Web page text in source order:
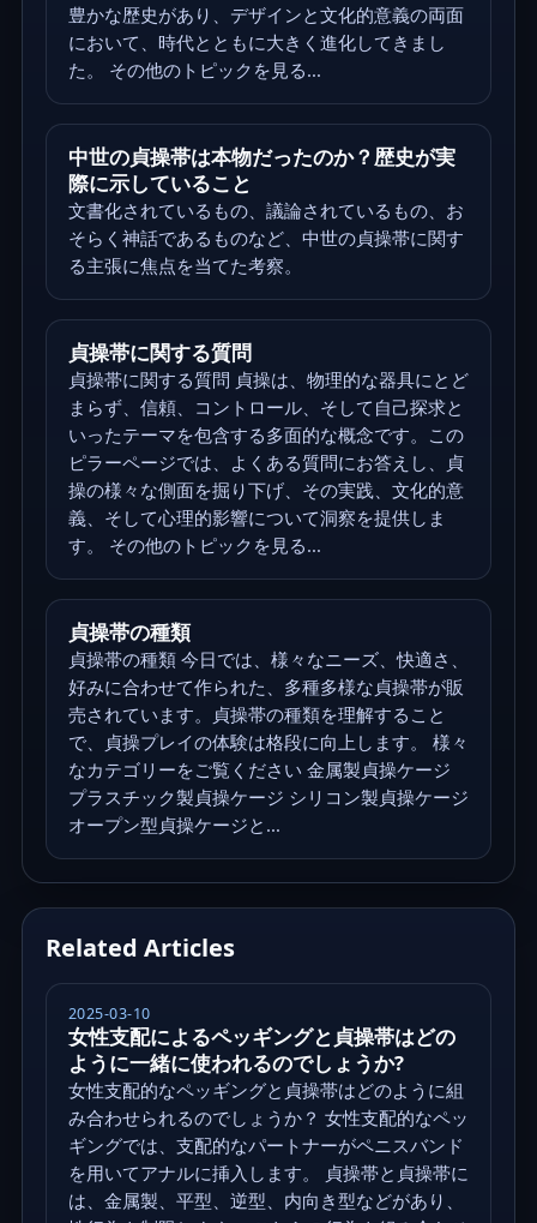
豊かな歴史があり、デザインと文化的意義の両面
において、時代とともに大きく進化してきまし
た。 その他のトピックを見る...
中世の貞操帯は本物だったのか？歴史が実
際に示していること
文書化されているもの、議論されているもの、お
そらく神話であるものなど、中世の貞操帯に関す
る主張に焦点を当てた考察。
貞操帯に関する質問
貞操帯に関する質問 貞操は、物理的な器具にとど
まらず、信頼、コントロール、そして自己探求と
いったテーマを包含する多面的な概念です。この
ピラーページでは、よくある質問にお答えし、貞
操の様々な側面を掘り下げ、その実践、文化的意
義、そして心理的影響について洞察を提供しま
す。 その他のトピックを見る...
貞操帯の種類
貞操帯の種類 今日では、様々なニーズ、快適さ、
好みに合わせて作られた、多種多様な貞操帯が販
売されています。貞操帯の種類を理解すること
で、貞操プレイの体験は格段に向上します。 様々
なカテゴリーをご覧ください 金属製貞操ケージ
プラスチック製貞操ケージ シリコン製貞操ケージ
オープン型貞操ケージと...
Related Articles
2025-03-10
女性支配によるペッギングと貞操帯はどの
ように一緒に使われるのでしょうか?
女性支配的なペッギングと貞操帯はどのように組
み合わせられるのでしょうか？ 女性支配的なペッ
ギングでは、支配的なパートナーがペニスバンド
を用いてアナルに挿入します。 貞操帯と貞操帯に
は、金属製、平型、逆型、内向き型などがあり、